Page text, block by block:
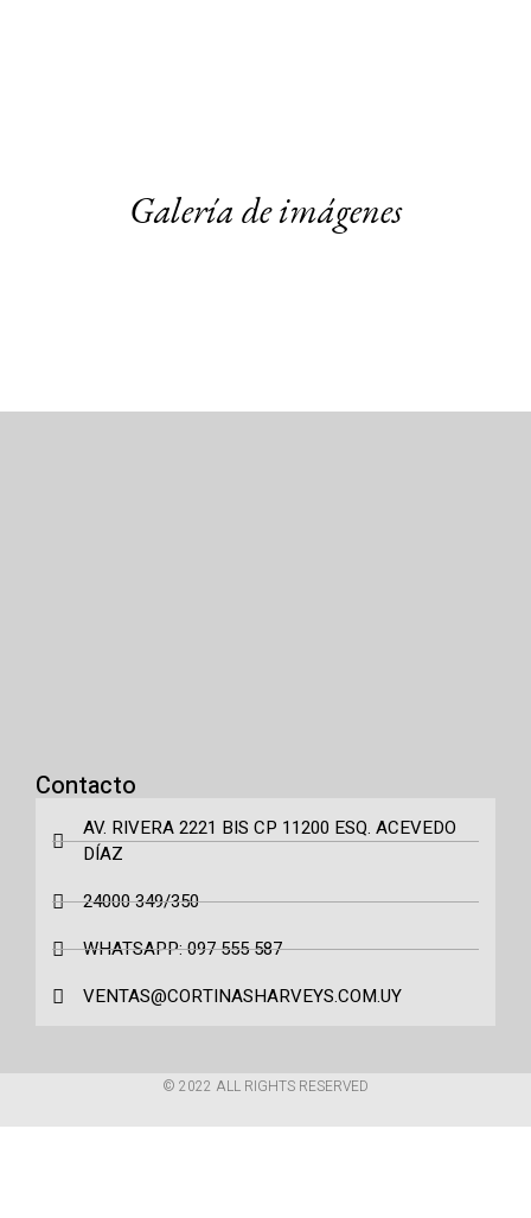
Galería de imágenes
Contacto
AV. RIVERA 2221 BIS CP 11200 ESQ. ACEVEDO
DÍAZ
24000 349/350
WHATSAPP: 097 555 587
VENTAS@CORTINASHARVEYS.COM.UY
© 2022 ALL RIGHTS RESERVED​